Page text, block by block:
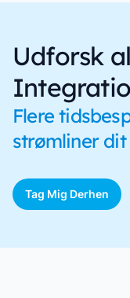
Udforsk
Flere
strømliner
Tag Mig Derhen